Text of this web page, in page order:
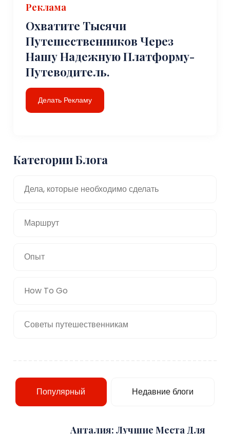
Реклама
Охватите Тысячи
Путешественников Через
Нашу Надежную Платформу-
Путеводитель.
Делать Рекламу
Категории Блога
Дела, которые необходимо сделать
Маршрут
Опыт
How To Go
Советы путешественникам
Популярный Недавние блоги
Анталия: Лучшие Места Для